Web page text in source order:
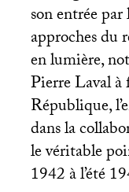
son entrée
approches du
en lumière,
Pierre Laval
République,
dans la
le véritable
1942 à l’été